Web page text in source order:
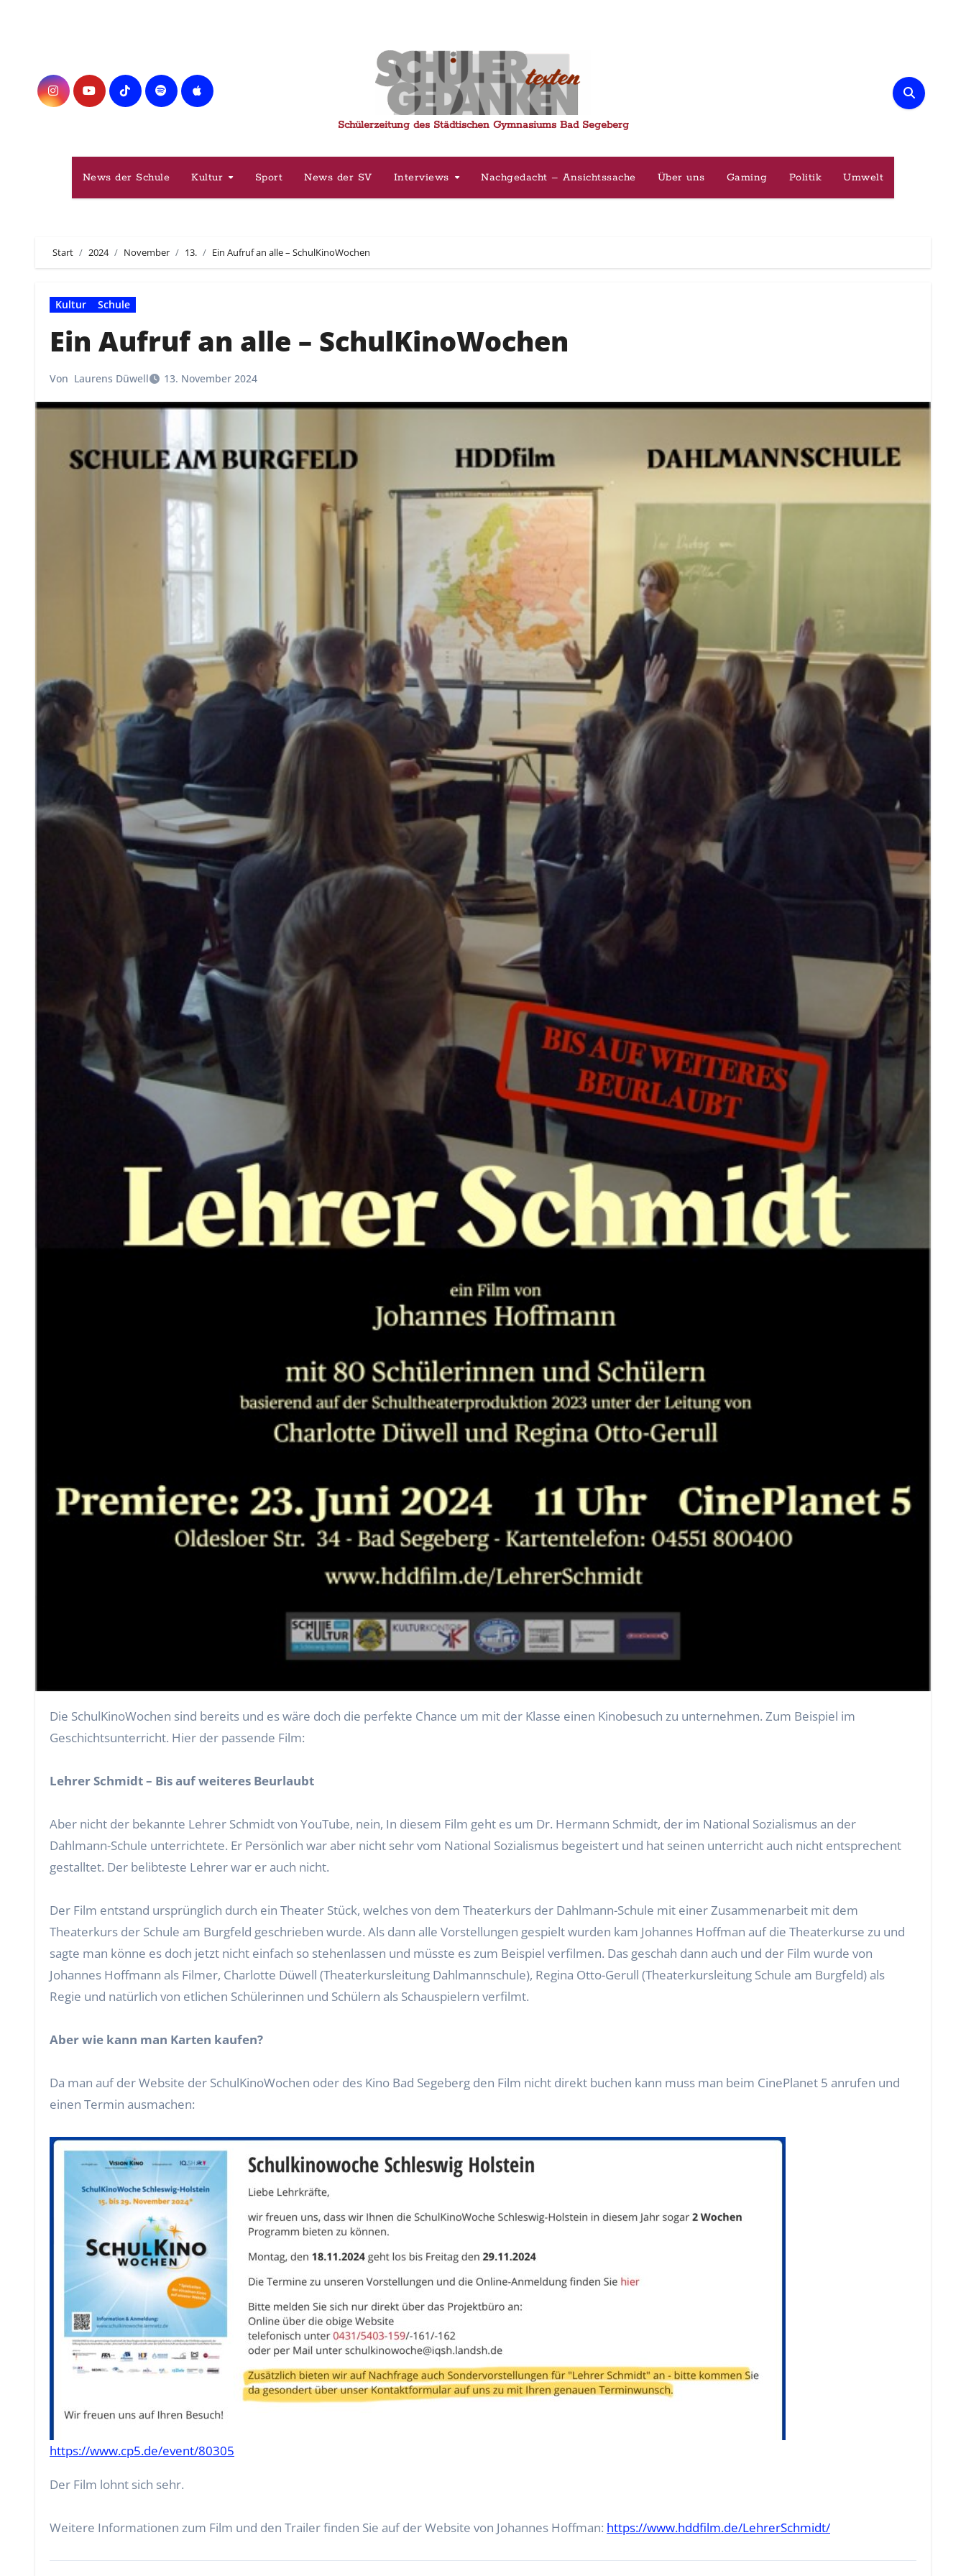
Schülerzeitung des Städtischen Gymnasiums Bad Segeberg
News der Schule Kultur Sport News der SV Interviews Nachgedacht – Ansichtssache Über uns Gaming Politik Umwelt
Start 2024 November 13. Ein Aufruf an alle – SchulKinoWochen
Kultur Schule
Ein Aufruf an alle – SchulKinoWochen
Von Laurens Düwell 13. November 2024
Die SchulKinoWochen sind bereits und es wäre doch die perfekte Chance um mit der Klasse einen Kinobesuch zu unternehmen. Zum Beispiel im
Geschichtsunterricht. Hier der passende Film:
Lehrer Schmidt – Bis auf weiteres Beurlaubt
Aber nicht der bekannte Lehrer Schmidt von YouTube, nein, In diesem Film geht es um Dr. Hermann Schmidt, der im National Sozialismus an der
Dahlmann-Schule unterrichtete. Er Persönlich war aber nicht sehr vom National Sozialismus begeistert und hat seinen unterricht auch nicht entsprechent
gestalltet. Der belibteste Lehrer war er auch nicht.
Der Film entstand ursprünglich durch ein Theater Stück, welches von dem Theaterkurs der Dahlmann-Schule mit einer Zusammenarbeit mit dem
Theaterkurs der Schule am Burgfeld geschrieben wurde. Als dann alle Vorstellungen gespielt wurden kam Johannes Hoffman auf die Theaterkurse zu und
sagte man könne es doch jetzt nicht einfach so stehenlassen und müsste es zum Beispiel verfilmen. Das geschah dann auch und der Film wurde von
Johannes Hoffmann als Filmer, Charlotte Düwell (Theaterkursleitung Dahlmannschule), Regina Otto-Gerull (Theaterkursleitung Schule am Burgfeld) als
Regie und natürlich von etlichen Schülerinnen und Schülern als Schauspielern verfilmt.
Aber wie kann man Karten kaufen?
Da man auf der Website der SchulKinoWochen oder des Kino Bad Segeberg den Film nicht direkt buchen kann muss man beim CinePlanet 5 anrufen und
einen Termin ausmachen:
https://www.cp5.de/event/80305
Der Film lohnt sich sehr.
Weitere Informationen zum Film und den Trailer finden Sie auf der Website von Johannes Hoffman: https://www.hddfilm.de/LehrerSchmidt/